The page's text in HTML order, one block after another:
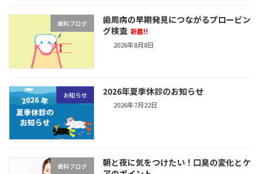
歯科ブログ
歯周病の早期発見につながるプロービン
グ検査 新着!!
2026年8月8日
お知らせ 2026年夏季休診のお知らせ
2026年7月22日
歯科ブログ
朝と夜に気をつけたい！口臭の変化とケ